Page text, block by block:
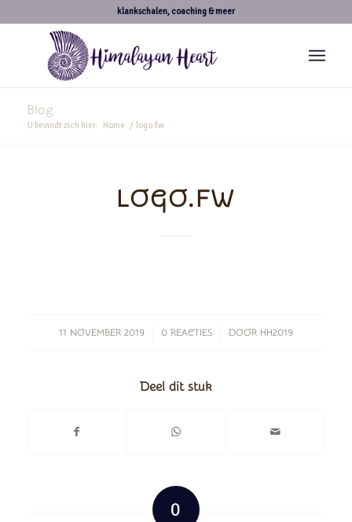
klankschalen, coaching & meer
Blog
U bevindt zich hier: Home / logo.fw
LOGO.FW
11 NOVEMBER 2019
/ 0 REACTIES
/ DOOR HH2019
Deel dit stuk
0